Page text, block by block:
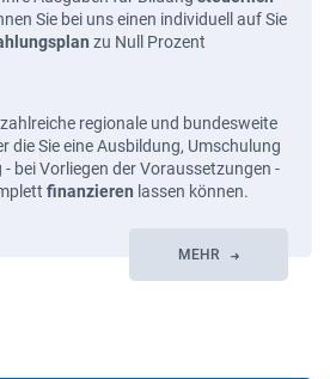
Sie bei uns einen individuell auf Sie
zu Null Prozent
regionale und bundesweite
die Sie eine Ausbildung, Umschulung
bei Vorliegen der Voraussetzungen -
finanzieren lassen können.
MEHR